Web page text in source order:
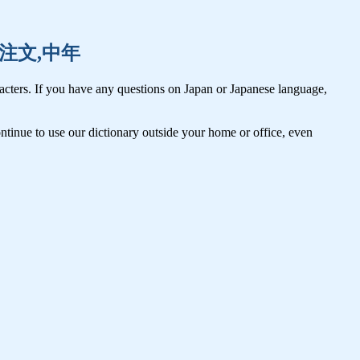
文,中年
If you have any questions on Japan or Japanese language,
to use our dictionary outside your home or office, even